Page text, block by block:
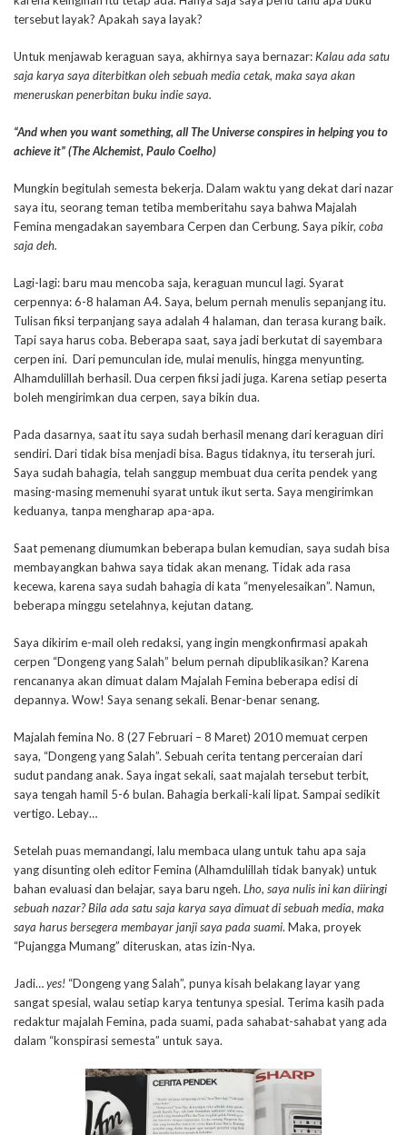
tersebut layak? Apakah saya layak?
Untuk menjawab keraguan saya, akhirnya saya bernazar:Kalau ada satu
saja karya saya diterbitkan oleh sebuah media cetak, maka saya akan
meneruskan penerbitan buku indie saya.
“And when you want something, all The Universe conspires in helping you to
achieve it”(The Alchemist, Paulo Coelho)
Mungkin begitulah semesta bekerja. Dalam waktu yang dekat dari nazar
saya itu, seorang teman tetiba memberitahu saya bahwa Majalah
Femina mengadakan sayembara Cerpen dan Cerbung. Saya pikir, coba
saja deh.
Lagi-lagi: baru mau mencoba saja, keraguan muncul lagi. Syarat
cerpennya: 6-8 halaman A4. Saya, belum pernah menulis sepanjang itu.
Tulisan fiksi terpanjang saya adalah 4 halaman, dan terasa kurang baik.
Tapi saya harus coba. Beberapa saat, saya jadi berkutat di sayembara
cerpen ini. Dari pemunculan ide, mulai menulis, hingga menyunting.
Alhamdulillah berhasil. Dua cerpen fiksi jadi juga. Karena setiap peserta
boleh mengirimkan dua cerpen, saya bikin dua.
Pada dasarnya, saat itu saya sudah berhasil menang dari keraguan diri
sendiri. Dari tidak bisa menjadi bisa. Bagus tidaknya, itu terserah juri.
Saya sudah bahagia, telah sanggup membuat dua cerita pendek yang
masing-masing memenuhi syarat untuk ikut serta. Saya mengirimkan
keduanya, tanpa mengharap apa-apa.
Saat pemenang diumumkan beberapa bulan kemudian, saya sudah bisa
membayangkan bahwa saya tidak akan menang. Tidak ada rasa
kecewa, karena saya sudah bahagia di kata “menyelesaikan”. Namun,
beberapa minggu setelahnya, kejutan datang.
Saya dikirim e-mail oleh redaksi, yang ingin mengkonfirmasi apakah
cerpen “Dongeng yang Salah” belum pernah dipublikasikan? Karena
rencananya akan dimuat dalam Majalah Femina beberapa edisi di
depannya. Wow! Saya senang sekali. Benar-benar senang.
Majalah femina No. 8 (27 Februari – 8 Maret) 2010 memuat cerpen
saya, “Dongeng yang Salah”. Sebuah cerita tentang perceraian dari
sudut pandang anak. Saya ingat sekali, saat majalah tersebut terbit,
saya tengah hamil 5-6 bulan. Bahagia berkali-kali lipat. Sampai sedikit
vertigo. Lebay…
Setelah puas memandangi, lalu membaca ulang untuk tahu apa saja
yang disunting oleh editor Femina (Alhamdulillah tidak banyak) untuk
bahan evaluasi dan belajar, saya baru ngeh. Lho, saya nulis ini kan diiringi
sebuah nazar? Bila ada satu saja karya saya dimuat di sebuah media, maka
saya harus bersegera membayar janji saya pada suami. Maka, proyek
“Pujangga Mumang” diteruskan, atas izin-Nya.
Jadi…yes! “Dongeng yang Salah”, punya kisah belakang layar yang
sangat spesial, walau setiap karya tentunya spesial. Terima kasih pada
redaktur majalah Femina, pada suami, pada sahabat-sahabat yang ada
dalam “konspirasi semesta” untuk saya.